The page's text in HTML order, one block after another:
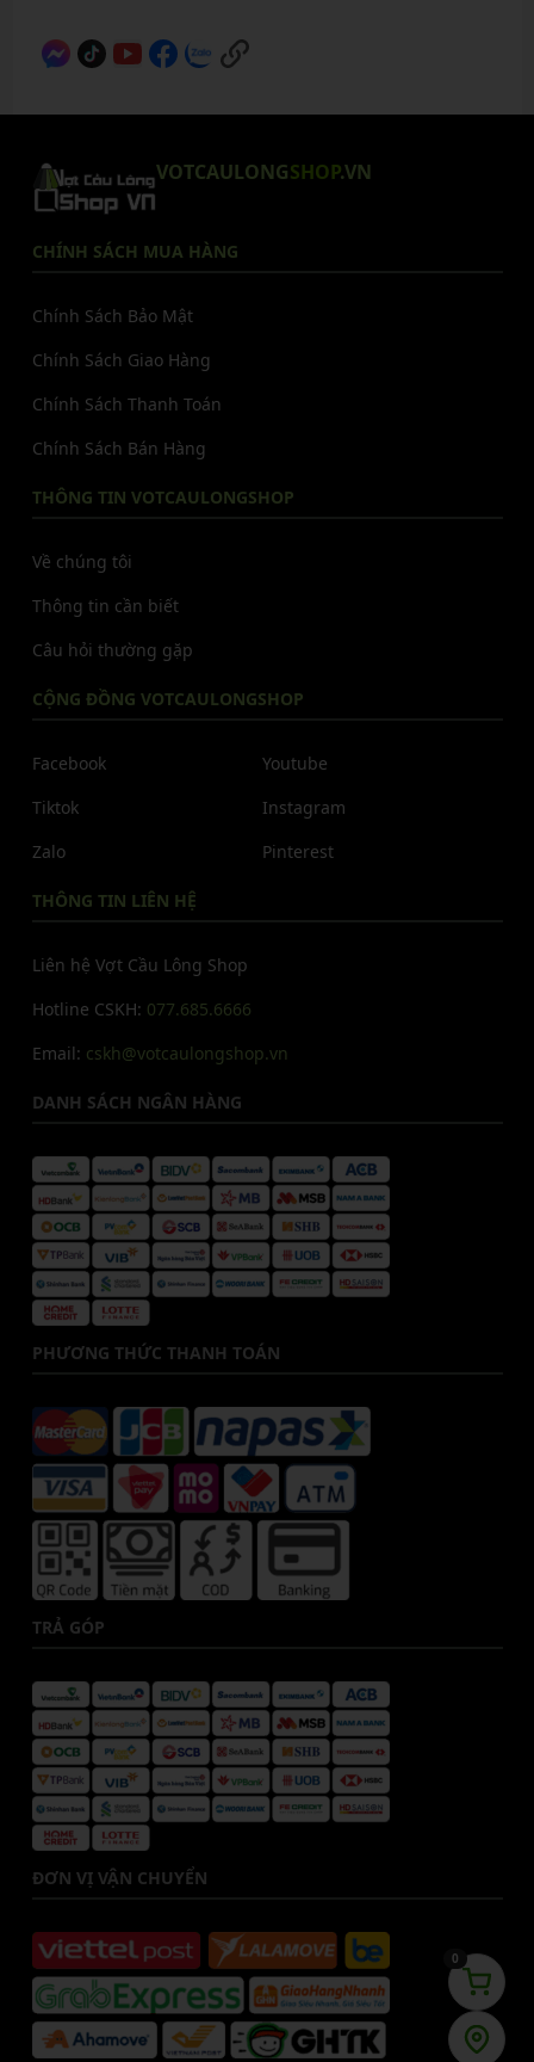
VOTCAULONGSHOP.VN
CHÍNH SÁCH MUA HÀNG
Chính Sách Bảo Mật
Chính Sách Giao Hàng
Chính Sách Thanh Toán
Chính Sách Bán Hàng
THÔNG TIN VOTCAULONGSHOP
Về chúng tôi
Thông tin cần biết
Câu hỏi thường gặp
CỘNG ĐỒNG VOTCAULONGSHOP
Facebook
Tiktok
Zalo
Youtube
Instagram
Pinterest
THÔNG TIN LIÊN HỆ
Liên hệ Vợt Cầu Lông Shop
Hotline CSKH: 077.685.6666
Email: cskh@votcaulongshop.vn
DANH SÁCH NGÂN HÀNG
PHƯƠNG THỨC THANH TOÁN
TRẢ GÓP
ĐƠN VỊ VẬN CHUYỂN
0